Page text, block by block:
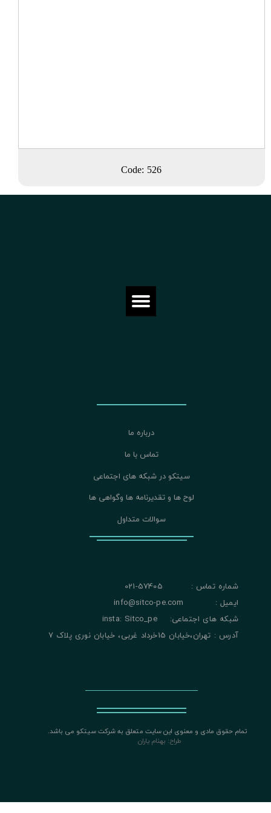
Code: 526
تمام حقوق مادی و معنوی این سایت متعلق به شرکت سیتکو می باشد.
طراح: بهنام یاران
درباره ما
تماس با ما
سیتکو در شبکه های اجتماعی
لوح ها و تقدیرنامه ها وگواهی ها
سوالات متداول
شماره تماس : 57405-021
ایمیل : info@sitco-pe.com
شبکه های اجتماعی: insta: Sitco_pe
آدرس : تهران،خیابان 15خرداد غربی، خیابان نوری پلاک 7